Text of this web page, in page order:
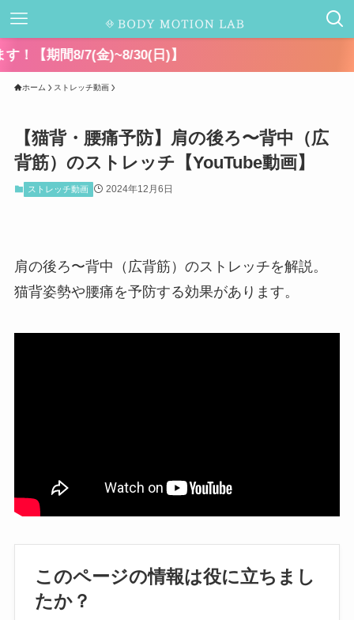
ホーム ストレッチ動画
【猫背・腰痛予防】肩の後ろ〜背中（広
背筋）のストレッチ【YouTube動画】
ストレッチ動画 2024年12月6日
肩の後ろ〜背中（広背筋）のストレッチを解説。
猫背姿勢や腰痛を予防する効果があります。
このページの情報は役に立ちまし
たか？